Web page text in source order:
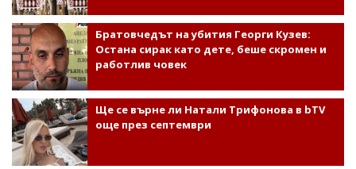
Братовчедът на убития Георги Кузев:
Остана сирак като дете, беше скромен и
работлив човек
Ще се върне ли Натали Трифонова в bTV
още през септември